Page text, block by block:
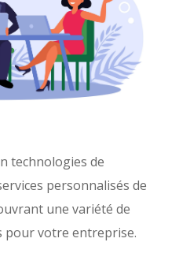
technologies de
personnalisés de
une variété de
pour votre entreprise.